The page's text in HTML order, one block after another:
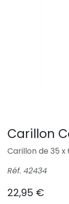
Carillon
Carillon de 35
Réf. 42434
22,95 €